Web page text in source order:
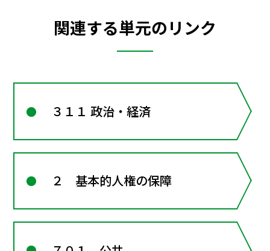
関連する単元のリンク
３１１ 政治・経済
２ 基本的人権の保障